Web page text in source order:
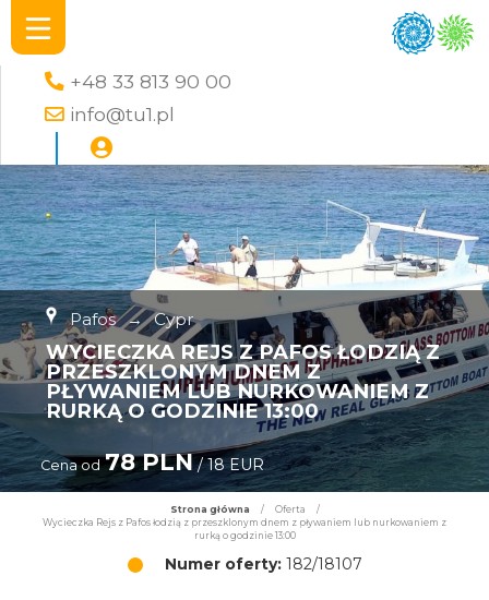
+48 33 813 90 00
info@tu1.pl
Pafos → Cypr
WYCIECZKA REJS Z PAFOS ŁODZIĄ Z
PRZESZKLONYM DNEM Z
PŁYWANIEM LUB NURKOWANIEM Z
RURKĄ O GODZINIE 13:00
Cena od 78 PLN/ 18 EUR
Strona główna / Oferta
/
Wycieczka Rejs z Pafos łodzią z przeszklonym dnem z pływaniem lub nurkowaniem z
rurką o godzinie 13:00
Numer oferty:182/18107